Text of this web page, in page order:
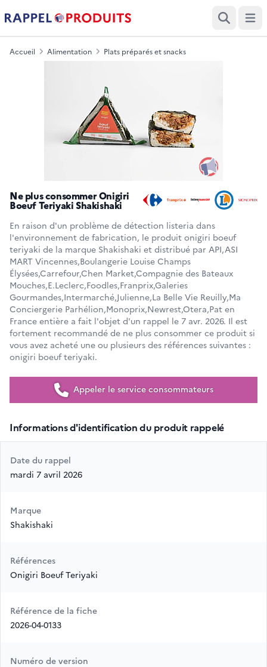
Accueil Alimentation Plats préparés et snacks
Ne plus consommer Onigiri
Boeuf Teriyaki Shakishaki
En raison d'un problème de détection listeria dans
l'environnement de fabrication, le produit onigiri boeuf
teriyaki de la marque Shakishaki et distribué par API,ASI
MART Vincennes,Boulangerie Louise Champs
Élysées,Carrefour,Chen Market,Compagnie des Bateaux
Mouches,E.Leclerc,Foodles,Franprix,Galeries
Gourmandes,Intermarché,Julienne,La Belle Vie Reuilly,Ma
Conciergerie Parhélion,Monoprix,Newrest,Otera,Pat en
France entière a fait l'objet d'un rappel le 7 avr. 2026. Il est
fortement recommandé de ne plus consommer ce produit si
vous avez acheté une ou plusieurs des références suivantes :
onigiri boeuf teriyaki.
Appeler le service consommateurs
Informations d'identification du produit rappelé
Date du rappel
mardi 7 avril 2026
Marque
Shakishaki
Références
Onigiri Boeuf Teriyaki
Référence de la fiche
2026-04-0133
Numéro de version